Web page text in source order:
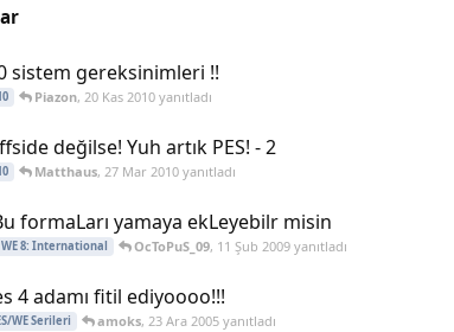
sistem gereksinimleri !!
Piazon, 20 Kas 2010yanıtladı
değilse! Yuh artık PES! - 2
Matthaus, 27 Mar 2010yanıtladı
formaLarı yamaya ekLeyebilr misin
WE 8: International OcToPuS_09, 11 Şub 2009yanıtladı
4 adamı fitil ediyoooo!!!
WE Serileri amoks, 23 Ara 2005yanıtladı